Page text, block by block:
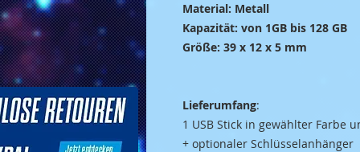
Material: Metall
Kapazität: von 1GB bis 128 GB
Größe: 39 x 12 x 5 mm
Lieferumfang:
1 USB Stick in gewählter Farbe
+ optionaler Schlüsselanhänger